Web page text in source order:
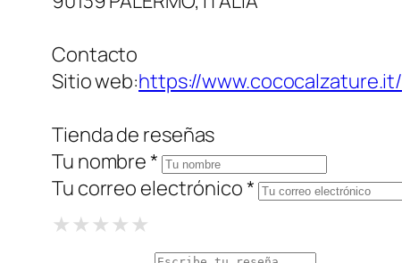
Contacto
Sitio web:https://www.cococalzature.it/
Tienda de reseñas
Tu nombre *
Tu correo electrónico *
★1 Star
★★2 Stars
★★★3 Stars
★★★★4 Stars
★★★★★